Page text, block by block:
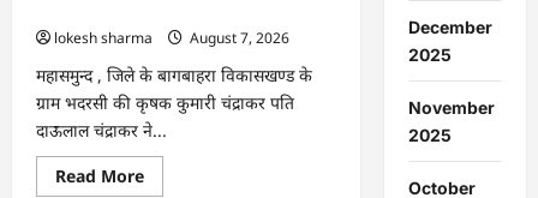
में
जाएगा
lokesh sharma
August 7, 2026
महासमुन्द , जिले के बागबाहरा विकासखण्ड के
ग्राम भदरसी की कृषक कुमारी चंद्राकर पति
दाऊलाल चंद्राकर ने...
Read MoreRead
more
December
2025
November
2025
October